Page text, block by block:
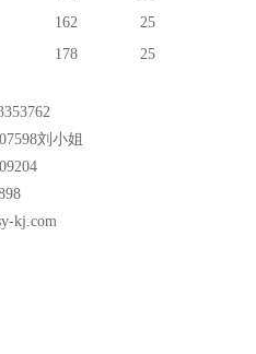
162
25
178
25
刘小姐
kj.com